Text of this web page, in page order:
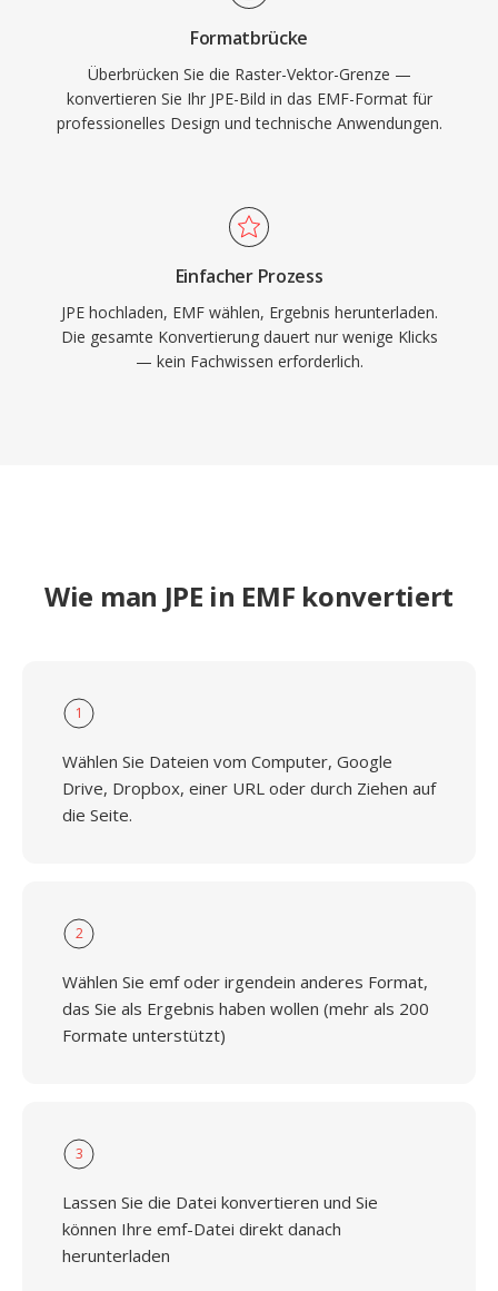
Formatbrücke
Überbrücken Sie die Raster-Vektor-Grenze —
konvertieren Sie Ihr JPE-Bild in das EMF-Format für
professionelles Design und technische Anwendungen.
Einfacher Prozess
JPE hochladen, EMF wählen, Ergebnis herunterladen.
Die gesamte Konvertierung dauert nur wenige Klicks
— kein Fachwissen erforderlich.
Wie man JPE in EMF konvertiert
1
Wählen Sie Dateien vom Computer, Google
Drive, Dropbox, einer URL oder durch Ziehen auf
die Seite.
2
Wählen Sie emf oder irgendein anderes Format,
das Sie als Ergebnis haben wollen (mehr als 200
Formate unterstützt)
3
Lassen Sie die Datei konvertieren und Sie
können Ihre emf-Datei direkt danach
herunterladen